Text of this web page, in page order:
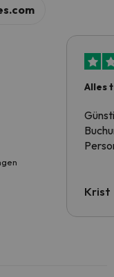
Alles
Krist